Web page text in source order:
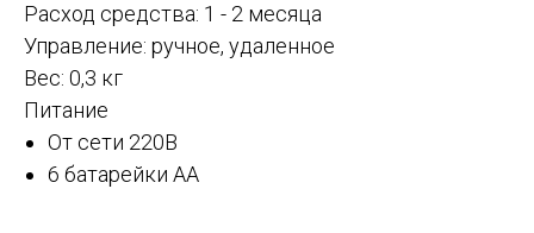
Расход средства: 1 - 2 месяца
Управление: ручное, удаленное
Вес: 0,3 кг
Питание
От сети 220В
6 батарейки АА